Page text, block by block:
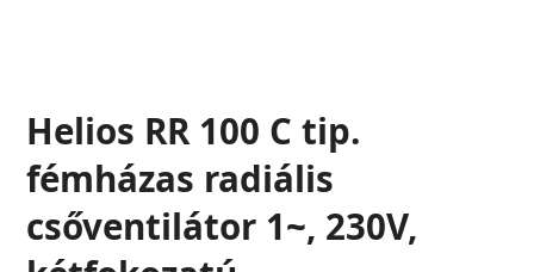
Helios RR 100 C tip.
fémházas radiális
csőventilátor 1~, 230V,